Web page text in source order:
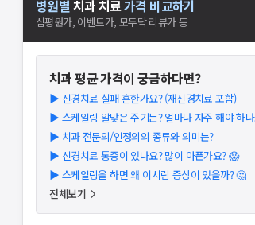
병원별 치과치료가격 비교하기
심평원가, 이벤트가, 모두닥 리뷰가 등
치과평균 가격이 궁금하다면?
▶ 신경치료 실패 흔한가요? (재신경치료 포함)
▶ 스케일링 알맞은 주기는? 얼마나 자주 해야 하
▶ 치과 전문의/인정의의 종류와 의미는?
▶ 신경치료 통증이 있나요? 많이 아픈가요? 😱
▶ 스케일링을 하면 왜 이시림 증상이 있을까? 🤔
전체보기